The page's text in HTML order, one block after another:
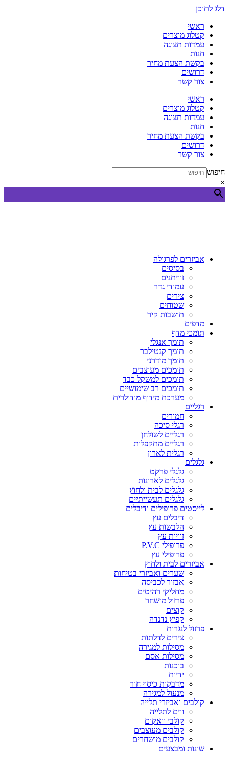
דלג לתוכן
ראשי
קטלוג מוצרים
עמדות תצוגה
חנות
בקשת הצעת מחיר
דרושים
צור קשר
ראשי
קטלוג מוצרים
עמדות תצוגה
חנות
בקשת הצעת מחיר
דרושים
צור קשר
חיפוש
×
אביזרים לפרגולה
בסיסים
זוויתנים
עמודי גדר
צירים
שטוחים
תושבות קיר
מדפים
תומכי מדף
תומך אנגלי
תומך קנטילבר
תומך מודרני
תומכים מעוצבים
תומכים למשקל כבד
תומכים רב שימושיים
מערכת מידוף מודולרית
רגליים
חמורים
רגלי סיכה
רגליים לשולחן
רגליים מתקפלות
רגלית לארון
גלגלים
גלגלי פרקט
גלגלים לארונות
גלגלים לבית ולחוץ
גלגלים תעשייתיים
לייסטים פרופילים ודיבלים
דיבלים עץ
הלבשות עץ
זוויות עץ
פרופילי P.V.C
פרופילי עץ
אביזרים לבית ולחוץ
שערים ואביזרי בטיחות
אבזור לכביסה
מחליקי רהיטים
פרזול מושחר
קוצים
קפיץ נדנדה
פרזול לנגרות
צירים לדלתות
מסילות למגירה
מסילות אסם
בוכנות
ידיות
מדבקות כיסוי חור
מנעול למגירה
קולבים ואביזרי תלייה
ווים לתלייה
קולבי וואקום
קולבים מעוצבים
קולבים מושחרים
שונות ומבצעים